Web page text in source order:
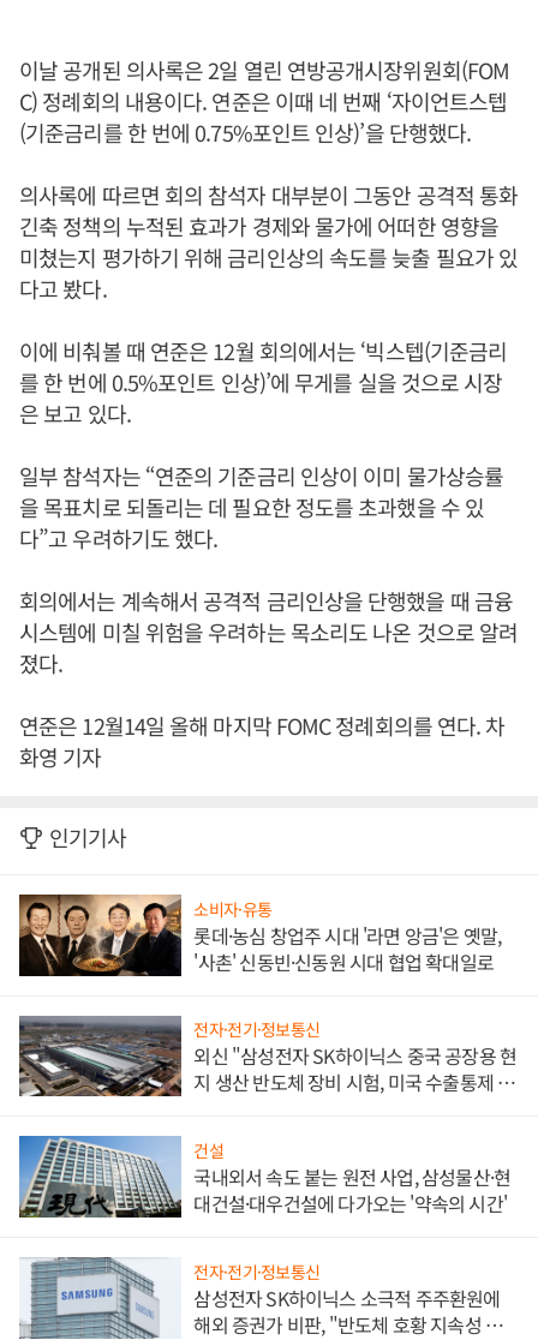
이날 공개된 의사록은 2일 열린 연방공개시장위원회(FOM
C) 정례회의 내용이다. 연준은 이때 네 번째 ‘자이언트스텝
(기준금리를 한 번에 0.75%포인트 인상)’을 단행했다.
의사록에 따르면 회의 참석자 대부분이 그동안 공격적 통화
긴축 정책의 누적된 효과가 경제와 물가에 어떠한 영향을
미쳤는지 평가하기 위해 금리인상의 속도를 늦출 필요가 있
다고 봤다.
이에 비춰볼 때 연준은 12월 회의에서는 ‘빅스텝(기준금리
를 한 번에 0.5%포인트 인상)’에 무게를 실을 것으로 시장
은 보고 있다.
일부 참석자는 “연준의 기준금리 인상이 이미 물가상승률
을 목표치로 되돌리는 데 필요한 정도를 초과했을 수 있
다”고 우려하기도 했다.
회의에서는 계속해서 공격적 금리인상을 단행했을 때 금융
시스템에 미칠 위험을 우려하는 목소리도 나온 것으로 알려
졌다.
연준은 12월14일 올해 마지막 FOMC 정례회의를 연다. 차
화영 기자
인기기사
소비자·유통
롯데·농심 창업주 시대 '라면 앙금'은 옛말,
'사촌' 신동빈·신동원 시대 협업 확대일로
전자·전기·정보통신
외신 "삼성전자 SK하이닉스 중국 공장용 현
지 생산 반도체 장비 시험, 미국 수출통제 대
건설
국내외서 속도 붙는 원전 사업, 삼성물산·현
대건설·대우건설에 다가오는 '약속의 시간'
전자·전기·정보통신
삼성전자 SK하이닉스 소극적 주주환원에
해외 증권가 비판, "반도체 호황 지속성 의